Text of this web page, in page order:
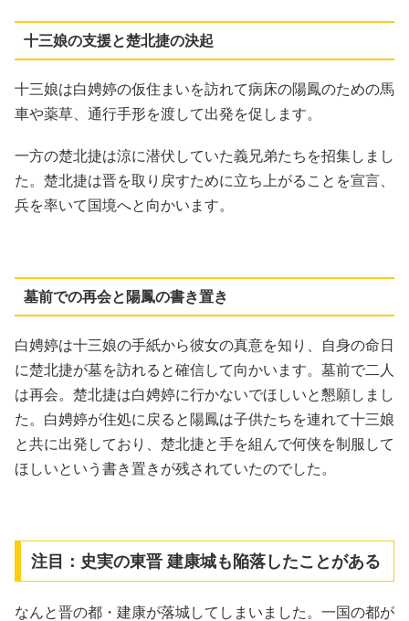
十三娘の支援と楚北捷の決起
十三娘は白娉婷の仮住まいを訪れて病床の陽鳳のための馬
車や薬草、通行手形を渡して出発を促します。
一方の楚北捷は涼に潜伏していた義兄弟たちを招集しまし
た。楚北捷は晋を取り戻すために立ち上がることを宣言、
兵を率いて国境へと向かいます。
墓前での再会と陽鳳の書き置き
白娉婷は十三娘の手紙から彼女の真意を知り、自身の命日
に楚北捷が墓を訪れると確信して向かいます。墓前で二人
は再会。楚北捷は白娉婷に行かないでほしいと懇願しまし
た。白娉婷が住処に戻ると陽鳳は子供たちを連れて十三娘
と共に出発しており、楚北捷と手を組んで何侠を制服して
ほしいという書き置きが残されていたのでした。
注目：史実の東晋 建康城も陥落したことがある
なんと晋の都・建康が落城してしまいました。一国の都が